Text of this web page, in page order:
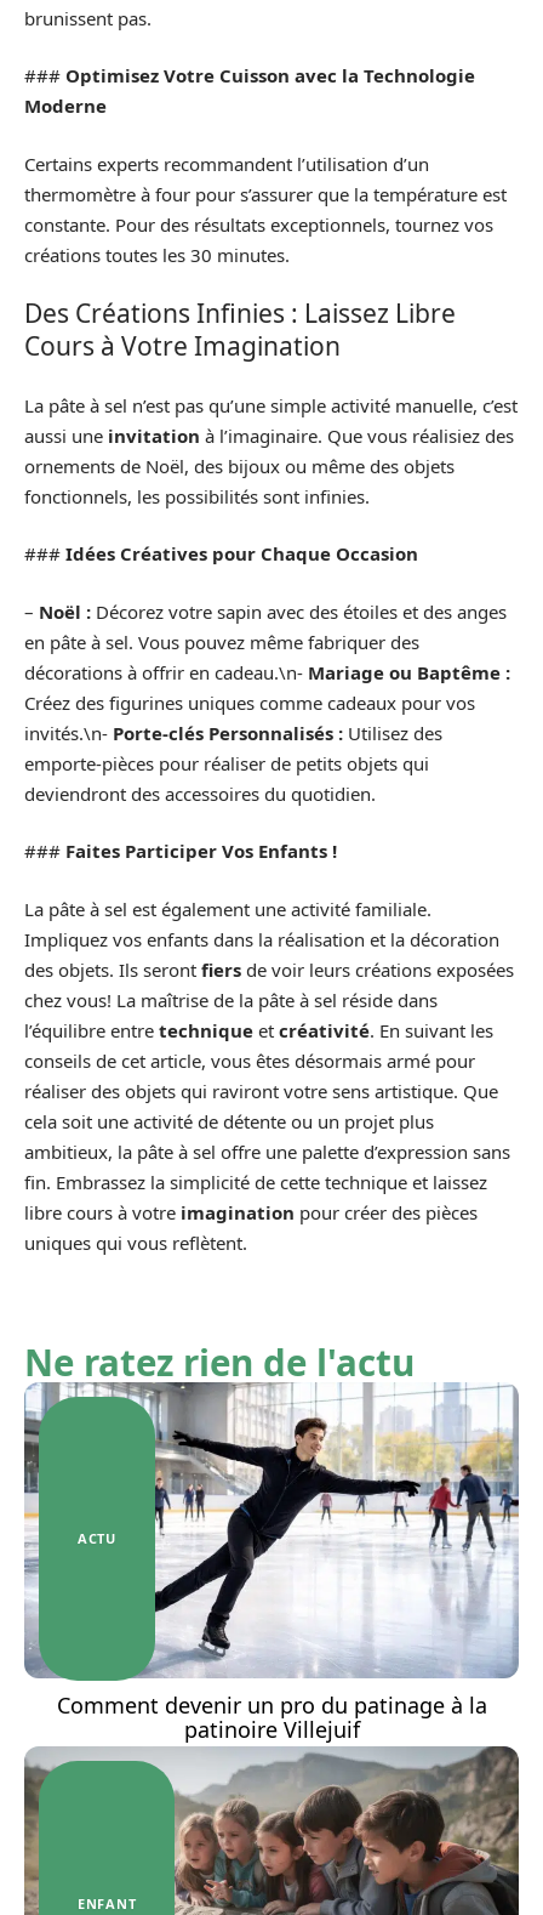
brunissent pas.
### Optimisez Votre Cuisson avec la Technologie
Moderne
Certains experts recommandent l’utilisation d’un
thermomètre à four pour s’assurer que la température est
constante. Pour des résultats exceptionnels, tournez vos
créations toutes les 30 minutes.
Des Créations Infinies : Laissez Libre
Cours à Votre Imagination
La pâte à sel n’est pas qu’une simple activité manuelle, c’est
aussi une invitation à l’imaginaire. Que vous réalisiez des
ornements de Noël, des bijoux ou même des objets
fonctionnels, les possibilités sont infinies.
### Idées Créatives pour Chaque Occasion
– Noël : Décorez votre sapin avec des étoiles et des anges
en pâte à sel. Vous pouvez même fabriquer des
décorations à offrir en cadeau.\n- Mariage ou Baptême :
Créez des figurines uniques comme cadeaux pour vos
invités.\n- Porte-clés Personnalisés : Utilisez des
emporte-pièces pour réaliser de petits objets qui
deviendront des accessoires du quotidien.
### Faites Participer Vos Enfants !
La pâte à sel est également une activité familiale.
Impliquez vos enfants dans la réalisation et la décoration
des objets. Ils seront fiers de voir leurs créations exposées
chez vous! La maîtrise de la pâte à sel réside dans
l’équilibre entre technique et créativité. En suivant les
conseils de cet article, vous êtes désormais armé pour
réaliser des objets qui raviront votre sens artistique. Que
cela soit une activité de détente ou un projet plus
ambitieux, la pâte à sel offre une palette d’expression sans
fin. Embrassez la simplicité de cette technique et laissez
libre cours à votre imagination pour créer des pièces
uniques qui vous reflètent.
Ne ratez rien de l'actu
ACTU
Comment devenir un pro du patinage à la
patinoire Villejuif
ENFANT